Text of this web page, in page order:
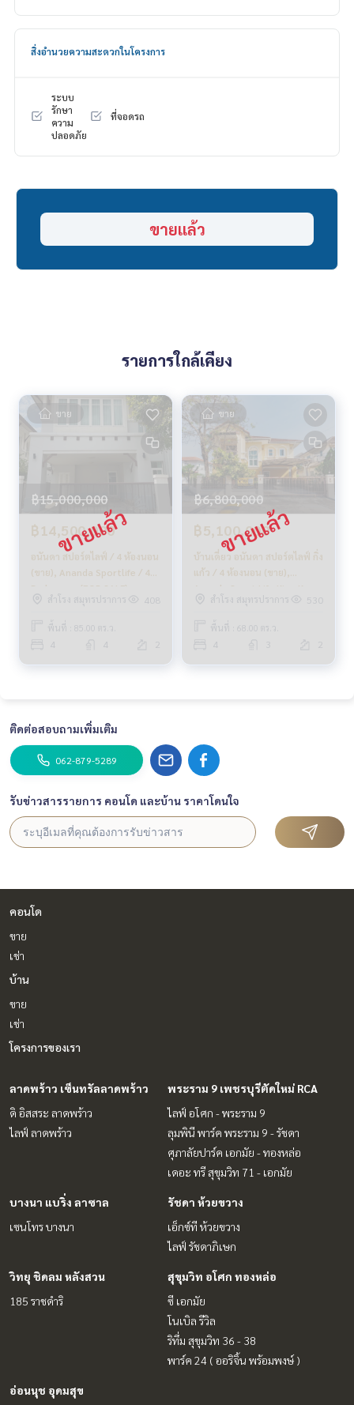
ดอกเบี้ยพิเศษ วงเงินสูงสุด 90-100%
HOME - REAL ESTATE SERVICES
📞
062-879-5289
LINE: @homethailand
หรือคลิกhttps://lin.ee/2g9eaj7
✔️ ที่ปรึกษามืออาชีพ ประสบการณ์มากกว่า 6 ปี
✔️ รับฝากขาย รับซื้อ ขายฝาก จำนอง
www.homerealestateservices.co.th
#นายหน้าที่จริงใจ #รับฝากขายอสังหา
สิ่งอำนวยความสะดวกในโครงการ
ระบบ
รักษา
ความ
ปลอดภัย
ที่จอดรถ
ขายแล้ว
รายการใกล้เคียง
ขาย
฿15,000,000
฿14,500,000
อนันดา สปอร์ตไลฟ์ / 4 ห้องนอน
(ขาย), Ananda Sportlife / 4
Bedrooms (FOR SALE)
AIM020สำโรง สมุทรปราการ 408
พื้นที่ : 85.00 ตร.ว.
4 4
ขาย
฿6,800,000
฿5,100,000
บ้านเดี่ยว อนันดา สปอร์ตไลฟ์ กิ่ง
แก้ว / 4 ห้องนอน (ขาย),
Ananda Sport Life King Kaew
/ Detached House 4
Bedrooms (FOR SALE)
COF397
สำโรง สมุทรปราการ 530
พื้นที่ : 68.00 ตร.ว.
4
ติดต่อสอบถามเพิ่มเติม
062-879-5289
รับข่าวสารรายการ คอนโด และบ้าน ราคาโดนใจ
คอนโด
ขาย
เช่า
บ้าน
ขาย
เช่า
โครงการของเรา
ลาดพร้าว เซ็นทรัลลาดพร้าว
ดิ อิสสระ ลาดพร้าว
ไลฟ์ ลาดพร้าว
พระราม 9 เพชรบุรีตัดใหม่ RCA
ไลฟ์ อโศก - พระราม 9
ลุมพินี พาร์ค พระราม 9 - รัชดา
ศุภาลัยปาร์ค เอกมัย - ทองหล่อ
เดอะ ทรี สุขุมวิท 71 - เอกมัย
บางนา แบริ่ง ลาซาล
เซนโทร บางนา
รัชดา ห้วยขวาง
เอ็กซ์ที ห้วยขวาง
ไลฟ์ รัชดาภิเษก
วิทยุ ชิดลม หลังสวน
185 ราชดำริ
สุขุมวิท อโศก ทองหล่อ
ซี เอกมัย
โนเบิล รีวิล
ริทึ่ม สุขุมวิท 36 - 38
พาร์ค 24 ( ออริจิ้น พร้อมพงษ์ )
อ่อนนุช อุดมสุข